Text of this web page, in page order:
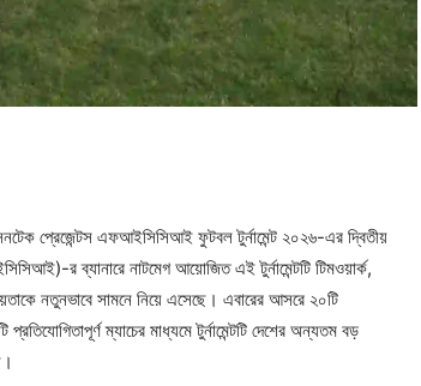
প্রেজেন্টস এফআইসিসিআই ফুটবল টুর্নামেন্ট ২০২৬-এর দ্বিতীয়
র ব্যানারে নাটমেগ আয়োজিত এই টুর্নামেন্টটি টিমওয়ার্ক,
নতুনভাবে সামনে নিয়ে এসেছে। এবারের আসরে ২০টি
ম্যাচের মাধ্যমে টুর্নামেন্টটি দেশের অন্যতম বড়